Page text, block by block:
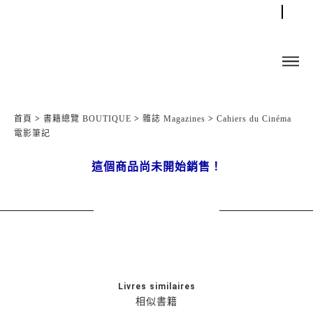
首頁 > 書籍總覽 BOUTIQUE > 雜誌 Magazines > Cahiers du Cinéma
電影筆記
這個商品尚未開始銷售！
相似書籍
Livres similaires